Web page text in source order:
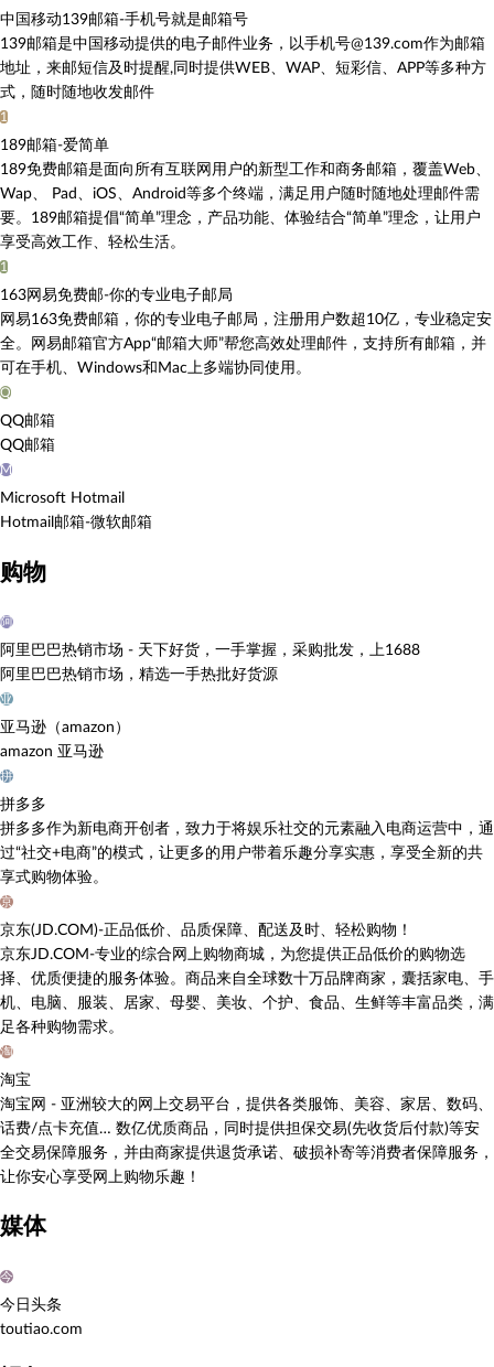
中国移动139邮箱-手机号就是邮箱号
139邮箱是中国移动提供的电子邮件业务，以手机号@139.com作为邮箱
地址，来邮短信及时提醒,同时提供WEB、WAP、短彩信、APP等多种方
式，随时随地收发邮件
1
189邮箱-爱简单
189免费邮箱是面向所有互联网用户的新型工作和商务邮箱，覆盖Web、
Wap、 Pad、iOS、Android等多个终端，满足用户随时随地处理邮件需
要。189邮箱提倡“简单”理念，产品功能、体验结合“简单”理念，让用户
享受高效工作、轻松生活。
1
163网易免费邮-你的专业电子邮局
网易163免费邮箱，你的专业电子邮局，注册用户数超10亿，专业稳定安
全。网易邮箱官方App“邮箱大师”帮您高效处理邮件，支持所有邮箱，并
可在手机、Windows和Mac上多端协同使用。
Q
QQ邮箱
QQ邮箱
M
Microsoft Hotmail
Hotmail邮箱-微软邮箱
购物
阿
阿里巴巴热销市场 - 天下好货，一手掌握，采购批发，上1688
阿里巴巴热销市场，精选一手热批好货源
亚
亚马逊（amazon）
amazon 亚马逊
拼
拼多多
拼多多作为新电商开创者，致力于将娱乐社交的元素融入电商运营中，通
过“社交+电商”的模式，让更多的用户带着乐趣分享实惠，享受全新的共
享式购物体验。
京
京东(JD.COM)-正品低价、品质保障、配送及时、轻松购物！
京东JD.COM-专业的综合网上购物商城，为您提供正品低价的购物选
择、优质便捷的服务体验。商品来自全球数十万品牌商家，囊括家电、手
机、电脑、服装、居家、母婴、美妆、个护、食品、生鲜等丰富品类，满
足各种购物需求。
淘
淘宝
淘宝网 - 亚洲较大的网上交易平台，提供各类服饰、美容、家居、数码、
话费/点卡充值… 数亿优质商品，同时提供担保交易(先收货后付款)等安
全交易保障服务，并由商家提供退货承诺、破损补寄等消费者保障服务，
让你安心享受网上购物乐趣！
媒体
今
今日头条
toutiao.com